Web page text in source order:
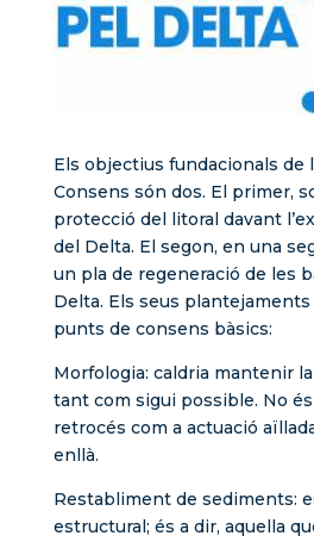
Els objectius fundacionals de
Consens són dos. El primer,
protecció del litoral davant
del Delta. El segon, en una
un pla de regeneració de les
Delta. Els seus
punts de consens bàsics:
Morfologia: caldria mantenir
tant com sigui possible. No
retrocés com a actuació
enllà.
Restabliment de sediments:
estructural; és a dir, aquella